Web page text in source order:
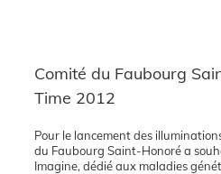
Comité du Faubourg
Time 2012
Pour le lancement des
du Faubourg Saint-Honoré a
Imagine, dédié aux maladies